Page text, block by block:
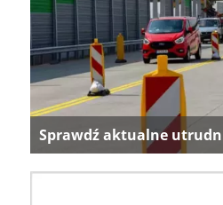
Sprawdź aktualne